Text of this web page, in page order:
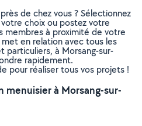
de chez vous ? Sélectionnez
choix ou postez votre
membres à proximité de votre
met en relation avec tous les
particuliers, à Morsang-sur-
rapidement.
pour réaliser tous vos projets !
à Morsang-sur-